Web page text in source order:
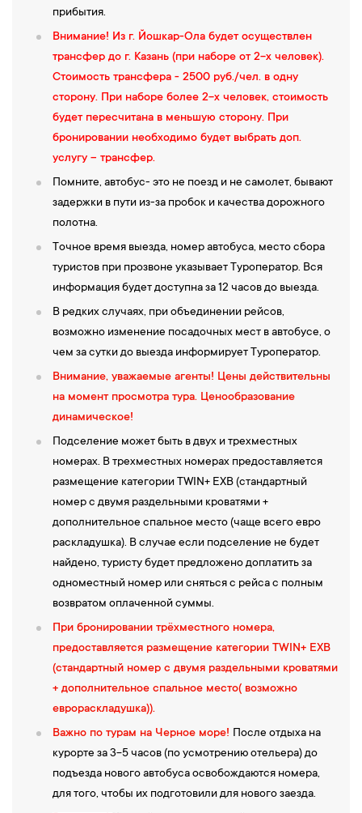
прибытия.
Внимание! Из г. Йошкар-Ола будет осуществлен
трансфер до г. Казань (при наборе от 2-х человек).
Стоимость трансфера - 2500 руб./чел. в одну
сторону. При наборе более 2-х человек, стоимость
будет пересчитана в меньшую сторону. При
бронировании необходимо будет выбрать доп.
услугу – трансфер.
Помните, автобус- это не поезд и не самолет, бывают
задержки в пути из-за пробок и качества дорожного
полотна.
Точное время выезда, номер автобуса, место сбора
туристов при прозвоне указывает Туроператор. Вся
информация будет доступна за 12 часов до выезда.
В редких случаях, при объединении рейсов,
возможно изменение посадочных мест в автобусе, о
чем за сутки до выезда информирует Туроператор.
Внимание, уважаемые агенты! Цены действительны
на момент просмотра тура. Ценообразование
динамическое!
Подселение может быть в двух и трехместных
номерах. В трехместных номерах предоставляется
размещение категории TWIN+ EXB (стандартный
номер с двумя раздельными кроватями +
дополнительное спальное место (чаще всего евро
раскладушка). В случае если подселение не будет
найдено, туристу будет предложено доплатить за
одноместный номер или сняться с рейса с полным
возвратом оплаченной суммы.
При бронировании трёхместного номера,
предоставляется размещение категории TWIN+ EXB
(стандартный номер с двумя раздельными кроватями
+ дополнительное спальное место( возможно
еврораскладушка)).
Важно по турам на Черное море! После отдыха на
курорте за 3-5 часов (по усмотрению отельера) до
подъезда нового автобуса освобождаются номера,
для того, чтобы их подготовили для нового заезда.